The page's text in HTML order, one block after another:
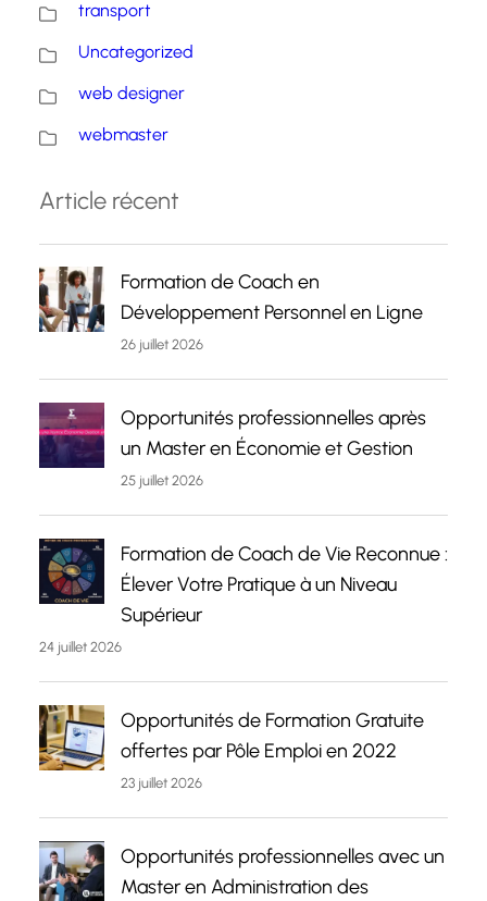
transport
Uncategorized
web designer
webmaster
Article récent
Formation de Coach en
Développement Personnel en Ligne
26 juillet 2026
Opportunités professionnelles après
un Master en Économie et Gestion
25 juillet 2026
Formation de Coach de Vie Reconnue :
Élever Votre Pratique à un Niveau
Supérieur
24 juillet 2026
Opportunités de Formation Gratuite
offertes par Pôle Emploi en 2022
23 juillet 2026
Opportunités professionnelles avec un
Master en Administration des